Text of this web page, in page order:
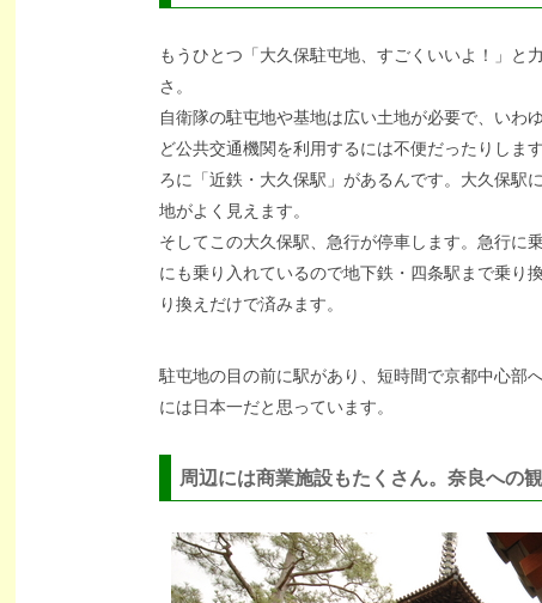
もうひとつ「大久保駐屯地、すごくいいよ！」と
さ。
自衛隊の駐屯地や基地は広い土地が必要で、いわ
ど公共交通機関を利用するには不便だったりしま
ろに「近鉄・大久保駅」があるんです。大久保駅
地がよく見えます。
そしてこの大久保駅、急行が停車します。急行に
にも乗り入れているので地下鉄・四条駅まで乗り
り換えだけで済みます。
駐屯地の目の前に駅があり、短時間で京都中心
には日本一だと思っています。
周辺には商業施設もたくさん。奈良への